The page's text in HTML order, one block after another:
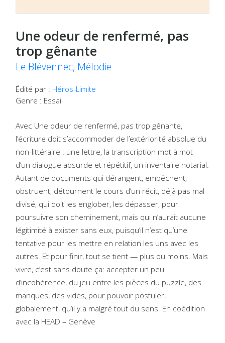
Une odeur de renfermé, pas
trop gênante
Le Blévennec, Mélodie
Édité par : Héros-Limite
Genre : Essai
Avec Une odeur de renfermé, pas trop gênante,
l’écriture doit s’accommoder de l’extériorité absolue du
non-littéraire : une lettre, la transcription mot à mot
d’un dialogue absurde et répétitif, un inventaire notarial.
Autant de documents qui dérangent, empêchent,
obstruent, détournent le cours d’un récit, déjà pas mal
divisé, qui doit les englober, les dépasser, pour
poursuivre son cheminement, mais qui n’aurait aucune
légitimité à exister sans eux, puisqu’il n’est qu’une
tentative pour les mettre en relation les uns avec les
autres. Et pour finir, tout se tient — plus ou moins. Mais
vivre, c’est sans doute ça: accepter un peu
d’incohérence, du jeu entre les pièces du puzzle, des
manques, des vides, pour pouvoir postuler,
globalement, qu’il y a malgré tout du sens. En coédition
avec la HEAD – Genève